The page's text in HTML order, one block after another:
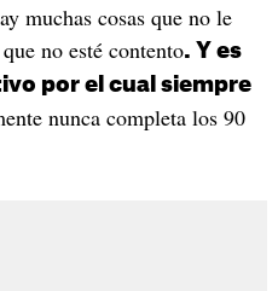
muchas cosas que no le
no esté contento. Y es
por el cual siempre
nunca completa los 90